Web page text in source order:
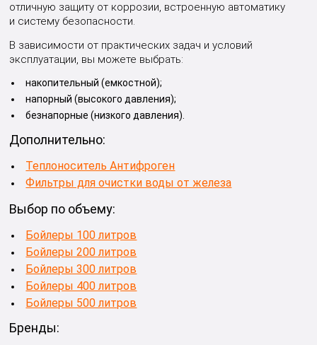
отличную защиту от коррозии, встроенную автоматику
и систему безопасности.
В зависимости от практических задач и условий
эксплуатации, вы можете выбрать:
накопительный (емкостной);
напорный (высокого давления);
безнапорные (низкого давления).
Дополнительно:
Теплоноситель Антифроген
Фильтры для очистки воды от железа
Выбор по объему:
Бойлеры 100 литров
Бойлеры 200 литров
Бойлеры 300 литров
Бойлеры 400 литров
Бойлеры 500 литров
Бренды: